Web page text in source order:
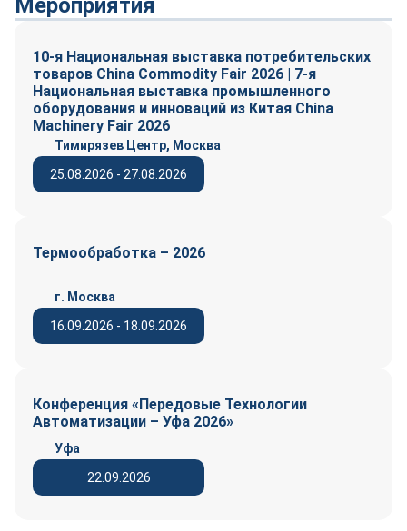
Мероприятия
10-я Национальная выставка потребительских
товаров China Commodity Fair 2026 | 7-я
Национальная выставка промышленного
оборудования и инноваций из Китая China
Machinery Fair 2026
25.08.2026 - 27.08.2026
Тимирязев Центр, Москва
Термообработка – 2026
16.09.2026 - 18.09.2026
г. Москва
Конференция «Передовые Технологии
Автоматизации – Уфа 2026»
22.09.2026
Уфа